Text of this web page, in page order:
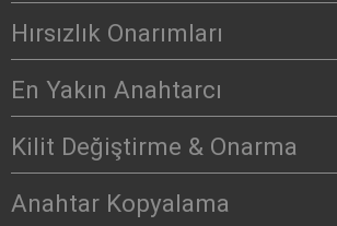
Hırsızlık Onarımları
En Yakın Anahtarcı
Kilit Değiştirme & Onarma
Anahtar Kopyalama